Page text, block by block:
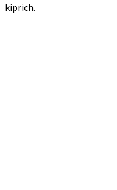
kiprich.